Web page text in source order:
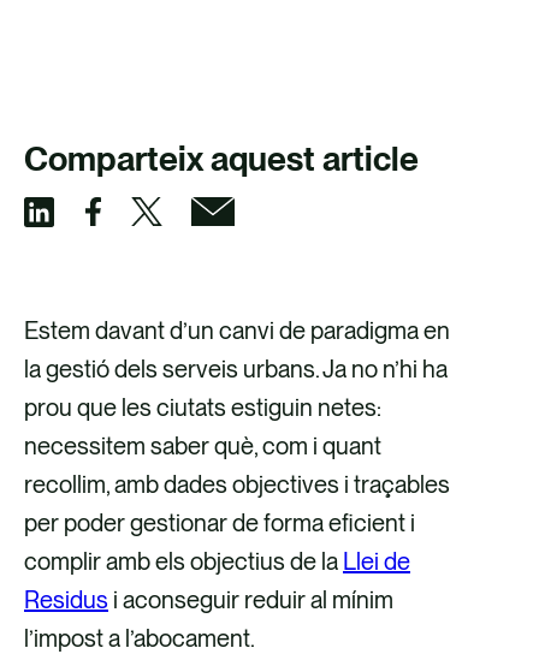
Comparteix aquest article
m
p
a
r
t
e
i
x
a
m
p
a
r
t
e
i
x
a
m
p
a
r
t
e
i
x
a
m
p
a
r
t
e
i
x
p
Estem davant d’un canvi de paradigma en
la gestió dels serveis urbans. Ja no n’hi ha
prou que les ciutats estiguin netes:
necessitem saber què, com i quant
recollim, amb dades objectives i traçables
per poder gestionar de forma eficient i
complir amb els objectius de la Llei de
Residus i aconseguir reduir al mínim
l’impost a l’abocament.